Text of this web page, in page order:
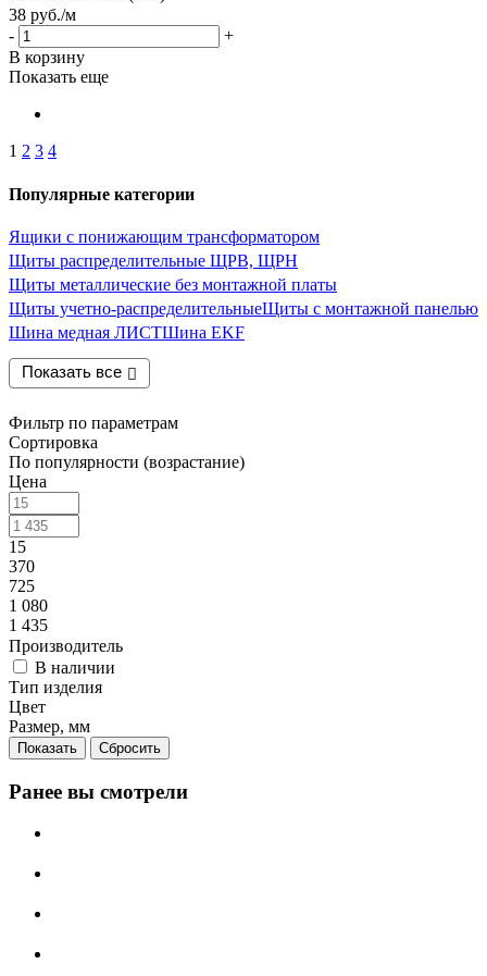
38 руб./м
-
+
В корзину
Показать еще
1 2 3 4
Популярные категории
Ящики с понижающим трансформатором
Щиты распределительные ЩРВ, ЩРН
Щиты металлические без монтажной платы
Щиты учетно-распределительныеЩиты с монтажной панелью
Шина медная ЛИСТШина EKF
Показать все
Фильтр по параметрам
Сортировка
По популярности (возрастание)
Цена
15
370
725
1 080
1 435
Производитель
В наличии
Тип изделия
Цвет
Размер, мм
Сбросить
Ранее вы смотрели